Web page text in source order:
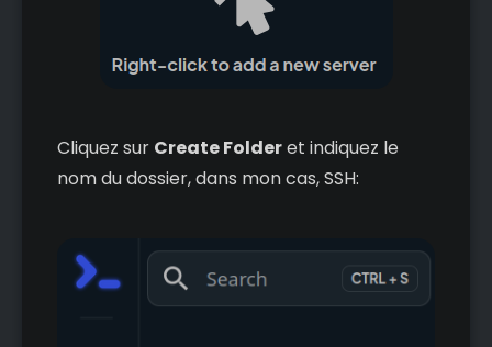
Cliquez sur Create Folderet indiquez le
nom du dossier, dans mon cas, SSH: